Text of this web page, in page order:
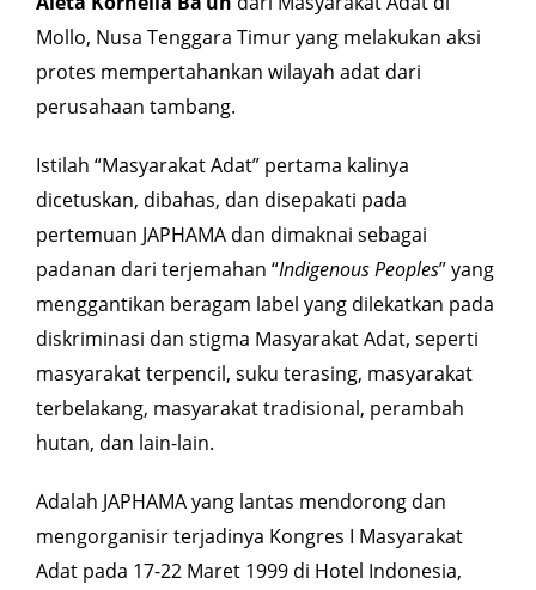
Mollo, Nusa Tenggara Timur yang melakukan aksi
protes mempertahankan wilayah adat dari
perusahaan tambang.
Istilah “Masyarakat Adat” pertama kalinya
dicetuskan, dibahas, dan disepakati pada
pertemuan JAPHAMA dan dimaknai sebagai
padanan dari terjemahan “Indigenous Peoples” yang
menggantikan beragam label yang dilekatkan pada
diskriminasi dan stigma Masyarakat Adat, seperti
masyarakat terpencil, suku terasing, masyarakat
terbelakang, masyarakat tradisional, perambah
hutan, dan lain-lain.
Adalah JAPHAMA yang lantas mendorong dan
mengorganisir terjadinya Kongres I Masyarakat
Adat pada 17-22 Maret 1999 di Hotel Indonesia,